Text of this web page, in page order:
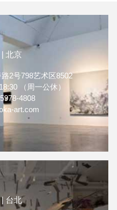
| 北京
2号798艺术区8502
（周一公休）
4808
art.com
台北